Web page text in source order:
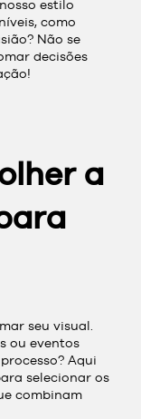
estilo
como
Não se
decisões
a
seu visual.
ou eventos
Aqui
selecionar os
combinam